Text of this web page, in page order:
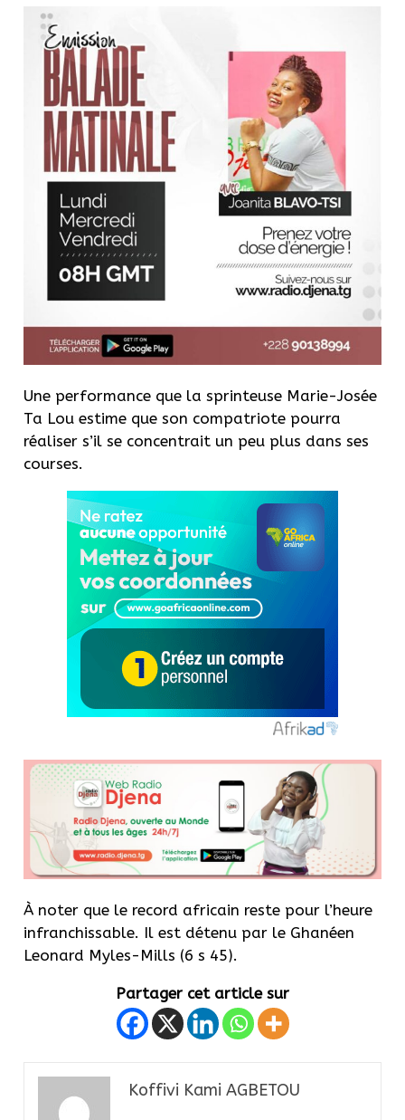
Une performance que la sprinteuse Marie-Josée
Ta Lou estime que son compatriote pourra
réaliser s’il se concentrait un peu plus dans ses
courses.
À noter que le record africain reste pour l’heure
infranchissable. Il est détenu par le Ghanéen
Leonard Myles-Mills (6 s 45).
Partager cet article sur
Koffivi Kami AGBETOU